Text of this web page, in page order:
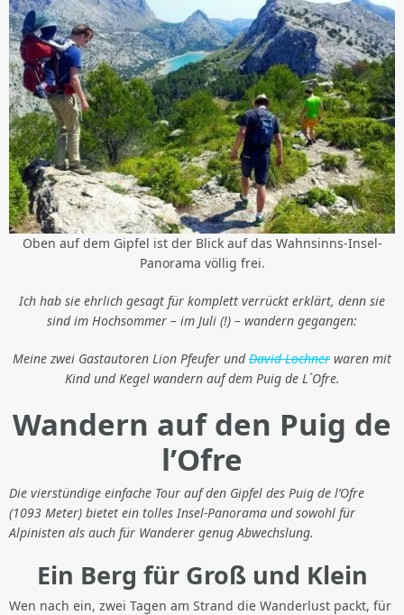
Oben auf dem Gipfel ist der Blick auf das Wahnsinns-Insel-
Panorama völlig frei.
Ich hab sie ehrlich gesagt für komplett verrückt erklärt, denn sie
sind im Hochsommer – im Juli (!) – wandern gegangen:
Meine zwei Gastautoren Lion Pfeufer undDavid Lochner waren mit
Kind und Kegel wandern auf dem Puig de L´Ofre.
Wandern auf den Puig de
l’Ofre
Die vierstündige einfache Tour auf den Gipfel des Puig de l’Ofre
(1093 Meter) bietet ein tolles Insel-Panorama und sowohl für
Alpinisten als auch für Wanderer genug Abwechslung.
Ein Berg für Groß und Klein
Wen nach ein, zwei Tagen am Strand die Wanderlust packt, für